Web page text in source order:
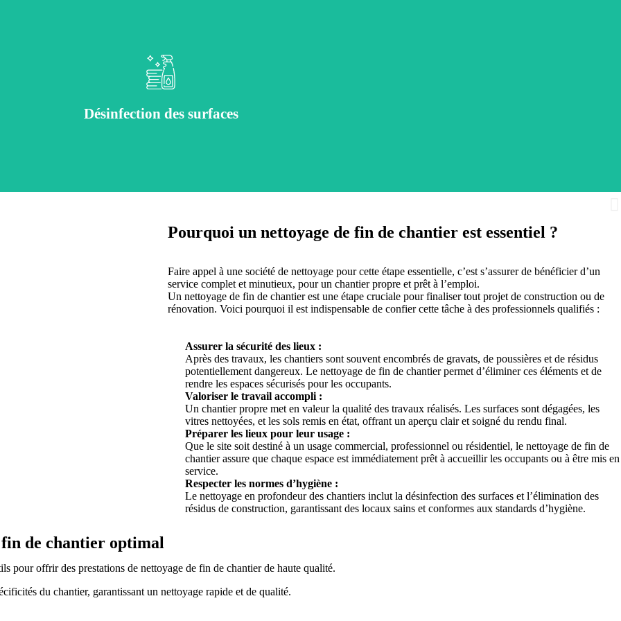
Désinfection des surfaces
pour différents types de chantiers, pour les particuliers
Pourquoi un nettoyage de fin de chantier est essentiel ?
Faire appel à une société de nettoyage pour cette étape essentielle, c’est s’assurer de bénéficier d’un
service complet et minutieux, pour un chantier propre et prêt à l’emploi.
Un nettoyage de fin de chantier est une étape cruciale pour finaliser tout projet de construction ou de
rénovation. Voici pourquoi il est indispensable de confier cette tâche à des professionnels qualifiés :
Assurer la sécurité des lieux :
Après des travaux, les chantiers sont souvent encombrés de gravats, de poussières et de résidus
potentiellement dangereux. Le nettoyage de fin de chantier permet d’éliminer ces éléments et de
rendre les espaces sécurisés pour les occupants.
Valoriser le travail accompli :
Un chantier propre met en valeur la qualité des travaux réalisés. Les surfaces sont dégagées, les
vitres nettoyées, et les sols remis en état, offrant un aperçu clair et soigné du rendu final.
Préparer les lieux pour leur usage :
Que le site soit destiné à un usage commercial, professionnel ou résidentiel, le nettoyage de fin de
chantier assure que chaque espace est immédiatement prêt à accueillir les occupants ou à être mis en
service.
Respecter les normes d’hygiène :
Le nettoyage en profondeur des chantiers inclut la désinfection des surfaces et l’élimination des
résidus de construction, garantissant des locaux sains et conformes aux standards d’hygiène.
de chantier optimal
pour offrir des prestations de nettoyage de fin de chantier de haute qualité.
du chantier, garantissant un nettoyage rapide et de qualité.